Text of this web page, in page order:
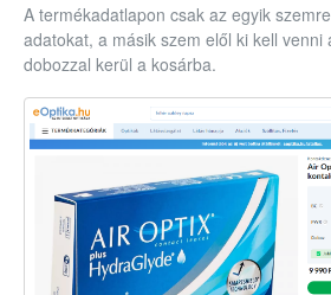
A termékadatlapon csak az egyik
adatokat, a másik szem elől ki kell
dobozzal kerül a kosárba.